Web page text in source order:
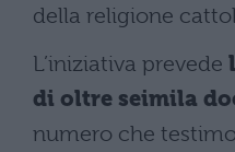
della religione
L’iniziativa prevede
di oltre seimila
numero che